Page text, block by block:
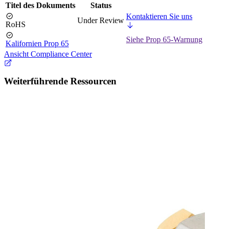
Titel des Dokuments Status
RoHS Under Review Kontaktieren Sie uns
Kalifornien Prop 65
Siehe Prop 65-Warnung
Ansicht Compliance Center
Weiterführende Ressourcen